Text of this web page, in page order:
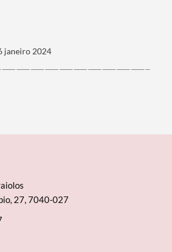
janeiro 2024
27, 7040-027